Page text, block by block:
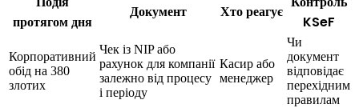
протягом дня
Документ Хто реагує
KSeF
Корпоративний
обід на 380
злотих
Чек із NIP або
рахунок для компанії
залежно від процесу
і періоду
Касир або
менеджер
Чи
документ
відповідає
перехідним
правилам